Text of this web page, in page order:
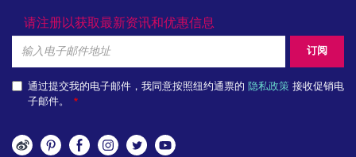
请注册以获取最新资讯和优惠信息
订阅
通过提交我的电子邮件，我同意按照纽约通票的 隐私政策 接收促销电
子邮件。
关